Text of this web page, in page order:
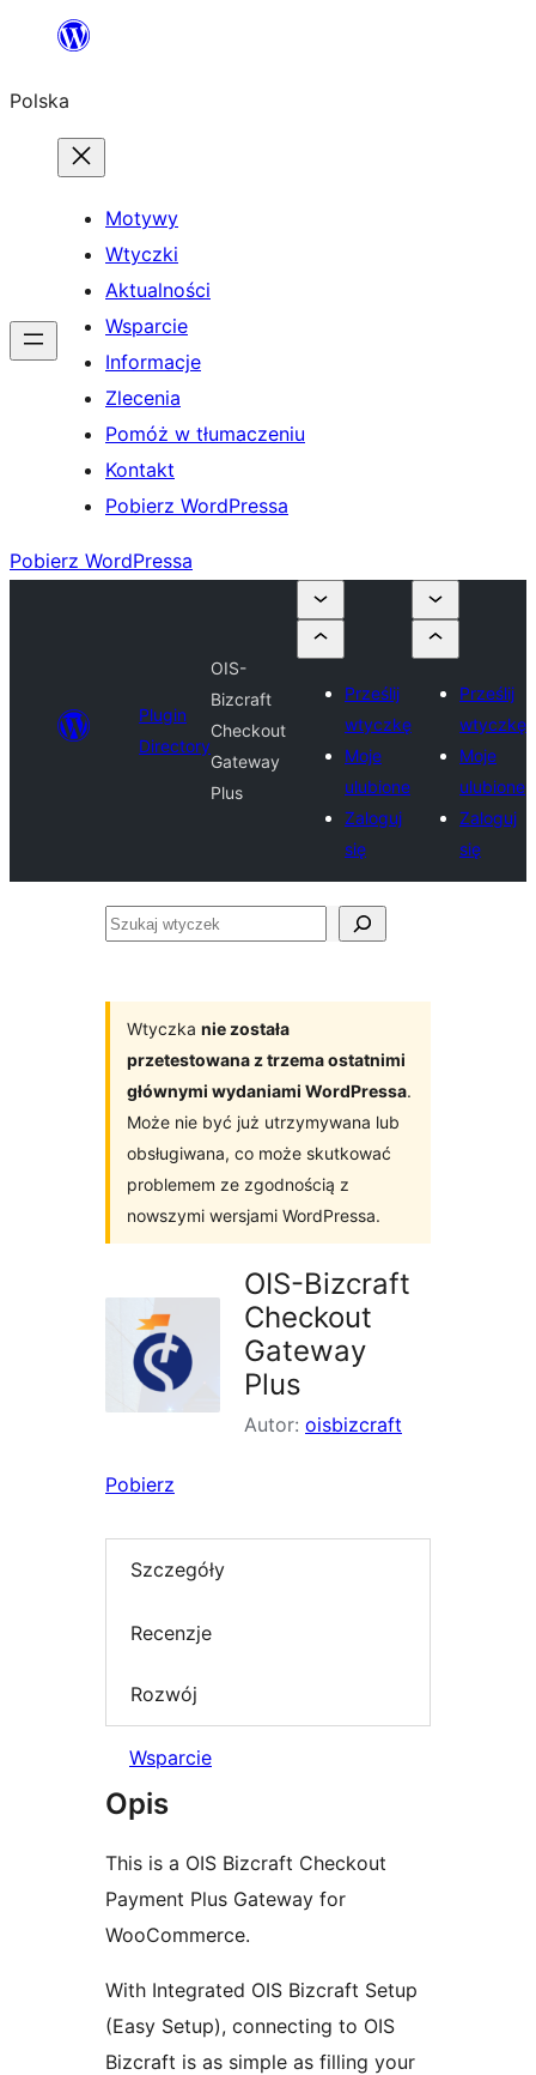
Przejdź
treści
Polska
Motywy
Wtyczki
Aktualności
Wsparcie
Informacje
Zlecenia
Pomóż w tłumaczeniu
Kontakt
Pobierz WordPressa
Pobierz WordPressa
Plugin
Directory
OIS-
Bizcraft
Checkout
Gateway
Plus
Prześlij
wtyczkę
Moje
ulubione
Zaloguj
się
Prześlij
wtyczkę
Moje
ulubione
Zaloguj
się
Szukaj
Wtyczka nie została
przetestowana z trzema ostatnimi
głównymi wydaniami WordPressa.
Może nie być już utrzymywana lub
obsługiwana, co może skutkować
problemem ze zgodnością z
nowszymi wersjami WordPressa.
OIS-Bizcraft
Checkout
Gateway
Plus
Autor: oisbizcraft
Pobierz
Szczegóły
Recenzje
Rozwój
Wsparcie
Opis
This is a OIS Bizcraft Checkout
Payment Plus Gateway for
WooCommerce.
With Integrated OIS Bizcraft Setup
(Easy Setup), connecting to OIS
Bizcraft is as simple as filling your